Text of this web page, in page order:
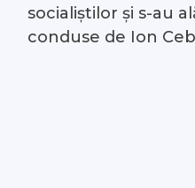
socialiștilor și s-au
conduse de Ion